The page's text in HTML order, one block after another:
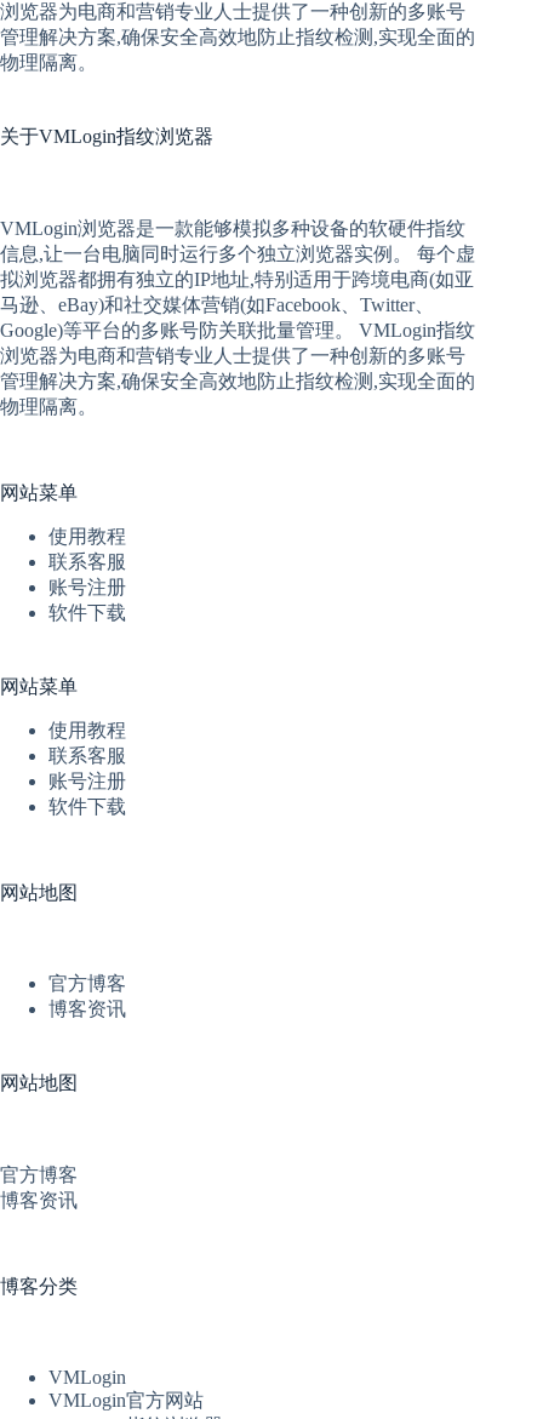
浏览器为电商和营销专业人士提供了一种创新的多账号
管理解决方案,确保安全高效地防止指纹检测,实现全面的
物理隔离。
关于VMLogin指纹浏览器
VMLogin浏览器是一款能够模拟多种设备的软硬件指纹
信息,让一台电脑同时运行多个独立浏览器实例。 每个虚
拟浏览器都拥有独立的IP地址,特别适用于跨境电商(如亚
马逊、eBay)和社交媒体营销(如Facebook、Twitter、
Google)等平台的多账号防关联批量管理。 VMLogin指纹
浏览器为电商和营销专业人士提供了一种创新的多账号
管理解决方案,确保安全高效地防止指纹检测,实现全面的
物理隔离。
网站菜单
使用教程
联系客服
账号注册
软件下载
网站菜单
使用教程
联系客服
账号注册
软件下载
网站地图
官方博客
博客资讯
网站地图
官方博客
博客资讯
博客分类
VMLogin
VMLogin官方网站